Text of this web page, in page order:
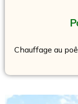
Chauffage au